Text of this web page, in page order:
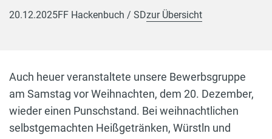
20.12.2025FF Hackenbuch / SDzur Übersicht
Auch heuer veranstaltete unsere Bewerbsgruppe
am Samstag vor Weihnachten, dem 20. Dezember,
wieder einen Punschstand. Bei weihnachtlichen
selbstgemachten Heißgetränken, Würstln und